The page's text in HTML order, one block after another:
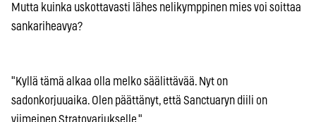
Mutta kuinka uskottavasti lähes nelikymppinen mies voi soittaa
sankariheavya?
"Kyllä tämä alkaa olla melko säälittävää. Nyt on
sadonkorjuuaika. Olen päättänyt, että Sanctuaryn diili on
viimeinen Stratovariukselle."